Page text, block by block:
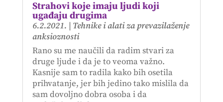
Strahovi koje imaju ljudi koji
ugađaju drugima
6.2.2021. | Tehnike i alati za prevazilaženje
anksioznosti
Rano su me naučili da radim stvari za
druge ljude i da je to veoma važno.
Kasnije sam to radila kako bih osetila
prihvatanje, jer bih jedino tako mislila da
sam dovoljno dobra osoba i da